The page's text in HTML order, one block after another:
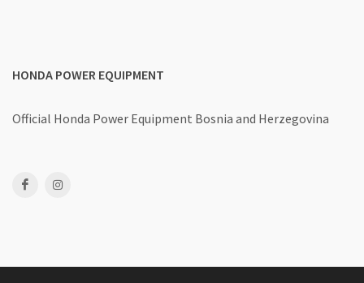
HONDA POWER EQUIPMENT
Official Honda Power Equipment Bosnia and Herzegovina